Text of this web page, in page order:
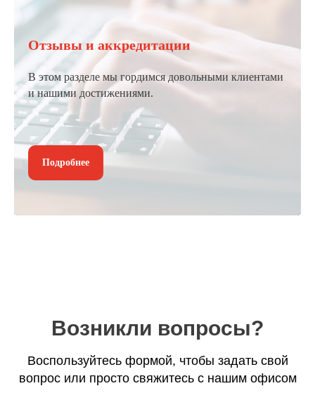
Отзывы и аккредитации
В этом разделе мы гордимся довольными клиентами
и нашими достижениями.
Подробнее
Возникли вопросы?
Воспользуйтесь формой, чтобы задать свой
вопрос или просто свяжитесь с нашим офисом